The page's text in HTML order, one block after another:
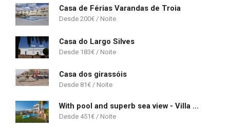
Casa de Férias Varandas de Troia
200€
Casa do Largo Silves
183€
Casa dos girassóis
81€
With pool and superb sea view - Villa Candelária
451€